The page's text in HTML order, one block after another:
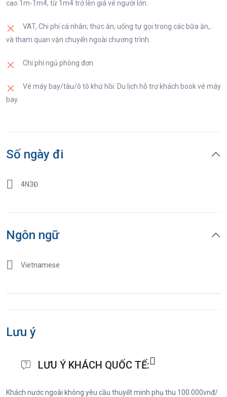
Tối: Ăn tối tại nhà hàng Đà Nẵng. Nghỉ đêm tại khách sạn
Đà Nẵng.
cao 1m-1m4, từ 1m4 trở lên giá vé người lớn.
VAT, Chi phí cá nhân; thức ăn, uống tự gọi trong các bữa ăn,..
và tham quan vận chuyển ngoài chương trình.
Chi phí ngủ phòng đơn
Vé máy bay/tàu/ô tô khứ hồi: Du lịch hỗ trợ khách book vé máy
bay.
Số ngày đi
4N3Đ
Ngôn ngữ
Vietnamese
Lưu ý
LƯU Ý KHÁCH QUỐC TẾ:
Khách nước ngoài không yêu cầu thuyết minh phụ thu 100.000vnđ/